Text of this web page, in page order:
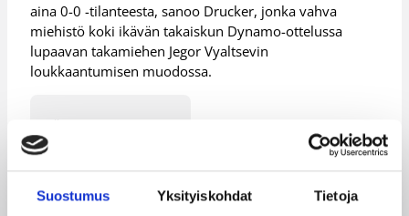
Suostumus Yksityiskohdat Tietoja
aina 0-0 -tilanteesta, sanoo Drucker, jonka vahva
miehistö koki ikävän takaiskun Dynamo-ottelussa
lupaavan takamiehen Jegor Vyaltsevin
loukkaantumisen muodossa.
Päivitetty28.02.2006
Henkilöt